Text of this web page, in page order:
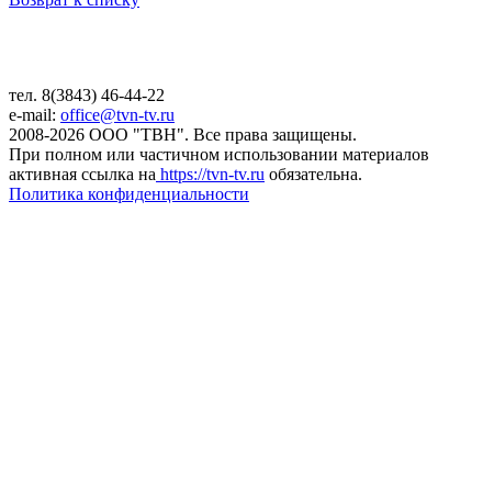
тел. 8(3843) 46-44-22
e-mail: office@tvn-tv.ru
2008-2026 ООО "ТВН". Все права защищены.
При полном или частичном использовании материалов
активная ссылка на https://tvn-tv.ru обязательна.
Политика конфиденциальности